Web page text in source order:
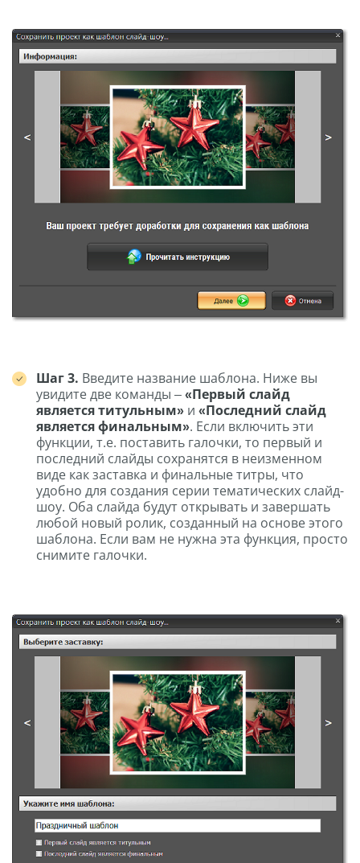
Шаг 3. Введите название шаблона. Ниже вы
увидите две команды –«Первый слайд
является титульным» и «Последний слайд
является финальным». Если включить эти
функции, т.е. поставить галочки, то первый и
последний слайды сохранятся в неизменном
виде как заставка и финальные титры, что
удобно для создания серии тематических слайд-
шоу. Оба слайда будут открывать и завершать
любой новый ролик, созданный на основе этого
шаблона. Если вам не нужна эта функция, просто
снимите галочки.